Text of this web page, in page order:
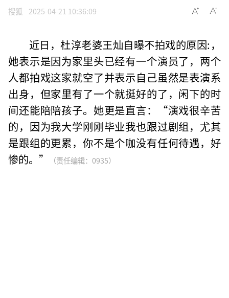
搜狐 2025-04-21 10:36:09
近日，杜淳老婆王灿自曝不拍戏的原因:，
她表示是因为家里头已经有一个演员了，两个
人都拍戏这家就空了并表示自己虽然是表演系
出身，但家里有了一个就挺好的了，闲下的时
间还能陪陪孩子。她更是直言：“演戏很辛苦
的，因为我大学刚刚毕业我也跟过剧组，尤其
是跟组的更累，你不是个咖没有任何待遇，好
惨的。”
（责任编辑：0935）